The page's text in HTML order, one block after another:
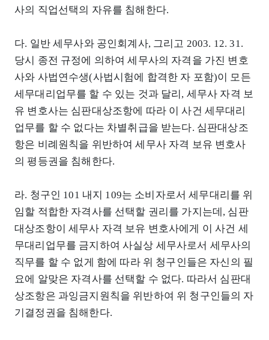
사의 직업선택의 자유를 침해한다.
다. 일반 세무사와 공인회계사, 그리고 2003. 12. 31.
당시 종전 규정에 의하여 세무사의 자격을 가진 변호
사와 사법연수생(사법시험에 합격한 자 포함)이 모든
세무대리업무를 할 수 있는 것과 달리, 세무사 자격 보
유 변호사는 심판대상조항에 따라 이 사건 세무대리
업무를 할 수 없다는 차별취급을 받는다. 심판대상조
항은 비례원칙을 위반하여 세무사 자격 보유 변호사
의 평등권을 침해한다.
라. 청구인 101 내지 109는 소비자로서 세무대리를 위
임할 적합한 자격사를 선택할 권리를 가지는데, 심판
대상조항이 세무사 자격 보유 변호사에게 이 사건 세
무대리업무를 금지하여 사실상 세무사로서 세무사의
직무를 할 수 없게 함에 따라 위 청구인들은 자신의 필
요에 알맞은 자격사를 선택할 수 없다. 따라서 심판대
상조항은 과잉금지원칙을 위반하여 위 청구인들의 자
기결정권을 침해한다.